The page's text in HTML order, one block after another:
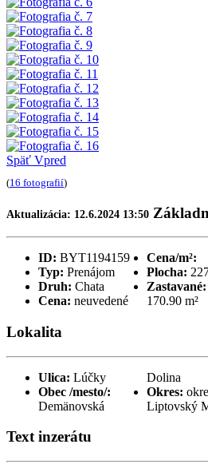
Späť Vpred
(16 fotografií)
Aktualizácia: 12.6.2024 13:50
ID: BYT1194159
Typ: Prenájom
Druh: Chata
Cena: neuvedené
Cena/m²:
Plocha:
Zastavané:
170.90 m²
Lokalita
Ulica: Lúčky
Obec /mesto/:
Demänovská
Dolina
Okres:
Liptovský
Text inzerátu